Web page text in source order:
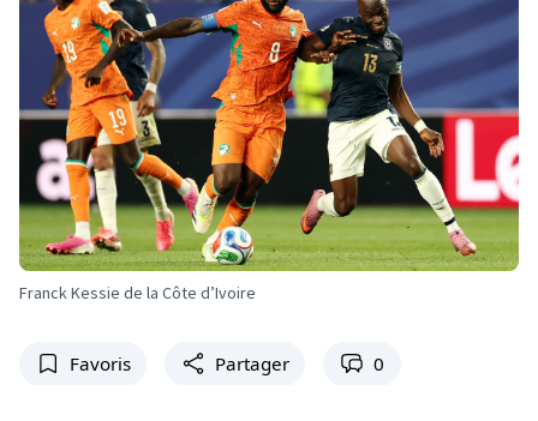
Franck Kessie de la Côte d’Ivoire
Favoris Partager 0